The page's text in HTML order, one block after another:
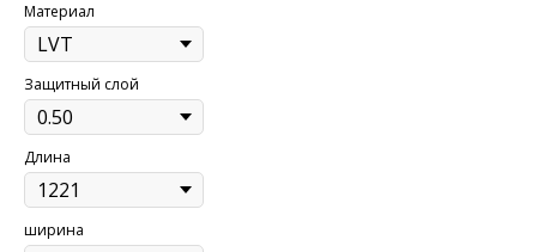
Материал
Защитный слой
Длина
ширина